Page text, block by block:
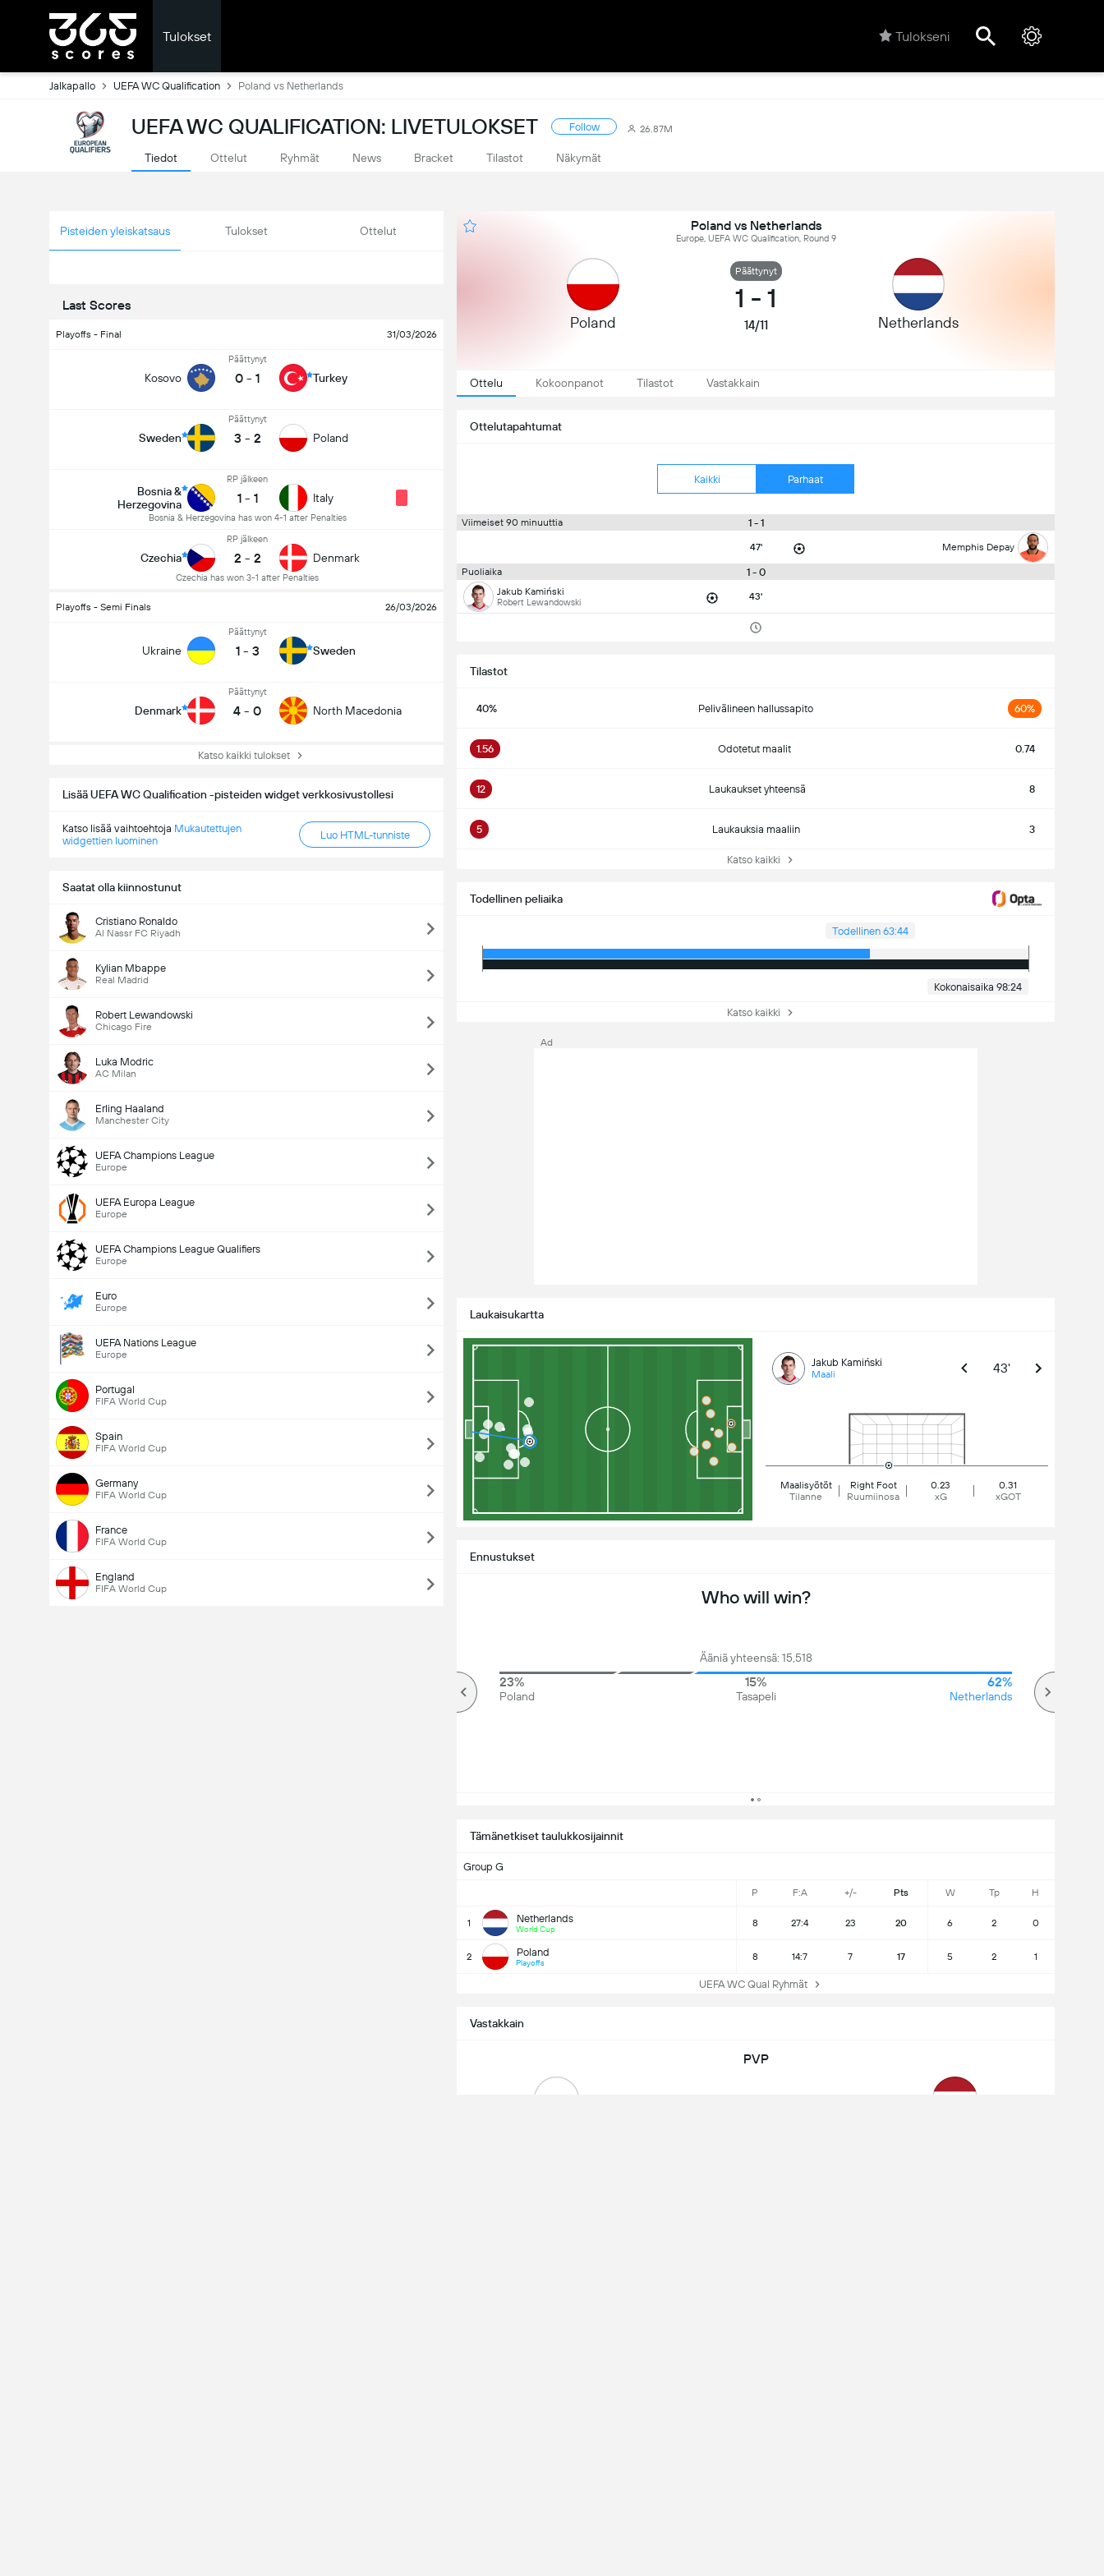
Tulokset Tulokseni
Jalkapallo UEFA WC Qualification Poland vs Netherlands
UEFA WC QUALIFICATION: LIVETULOKSET Follow 26.87M
Tiedot Ottelut Ryhmät News Bracket Tilastot Näkymät
Pisteiden yleiskatsaus Tulokset Ottelut
Last Scores
Playoffs - Final 31/03/2026
Kosovo
Päättynyt
0 - 1 Turkey
Sweden
Päättynyt
3 - 2 Poland
Bosnia &
Herzegovina
RP jälkeen
1 - 1
Bosnia & Herzegovina has won 4-1 after Penalties
Italy
Czechia
RP jälkeen
2 - 2
Czechia has won 3-1 after Penalties
Denmark
Playoffs - Semi Finals 26/03/2026
Ukraine
Päättynyt
1 - 3 Sweden
Denmark
Päättynyt
4 - 0 North Macedonia
Katso kaikki tulokset
Lisää UEFA WC Qualification -pisteiden widget verkkosivustollesi
Katso lisää vaihtoehtoja Mukautettujen
widgettien luominen
Luo HTML-tunniste
Saatat olla kiinnostunut
Cristiano Ronaldo
Al Nassr FC Riyadh
Kylian Mbappe
Real Madrid
Robert Lewandowski
Chicago Fire
Luka Modric
AC Milan
Erling Haaland
Manchester City
UEFA Champions League
Europe
UEFA Europa League
Europe
UEFA Champions League Qualifiers
Europe
Euro
Europe
UEFA Nations League
Europe
Portugal
FIFA World Cup
Spain
FIFA World Cup
Germany
FIFA World Cup
France
FIFA World Cup
England
FIFA World Cup
Poland vs Netherlands
Europe, UEFA WC Qualification, Round 9
Poland
Päättynyt
1 - 1
14/11 Netherlands
Ottelu Kokoonpanot Tilastot Vastakkain
Ottelutapahtumat
Kaikki Parhaat
Viimeiset 90 minuuttia 1 - 1
47' Memphis Depay
Puoliaika 1 - 0
Jakub Kamiński
Robert Lewandowski 43'
Tilastot
40% Pelivälineen hallussapito 60%
1.56 Odotetut maalit 0.74
12 Laukaukset yhteensä 8
5 Laukauksia maaliin 3
Katso kaikki
Todellinen peliaika
Todellinen 63:44
Kokonaisaika 98:24
Katso kaikki
Laukaisukartta
Jakub Kamiński
Maali 43'
Maalisyötöt
Tilanne
Right Foot
Ruumiinosa
0.23
xG
0.31
xGOT
Tämänetkiset taulukkosijainnit
Group G
P F:A +/- Pts W Tp H
1 Netherlands
World Cup
8 27:4 23 20 6 2 0
2 Poland
Playoffs
8 14:7 7 17 5 2 1
UEFA WC Qual Ryhmät
Ennustukset
Who will win?
Ääniä yhteensä: 15,518
23%
Poland
15%
Tasapeli
62%
Netherlands
Ottelussa maaleja yhteensä (2.5)
Vastakkain
PVP
Ad